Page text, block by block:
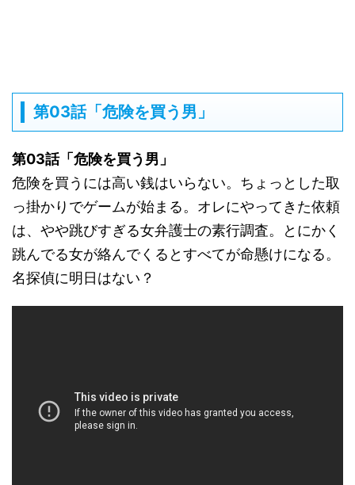
第03話「危険を買う男」
第03話「危険を買う男」
危険を買うには高い銭はいらない。ちょっとした取
っ掛かりでゲームが始まる。オレにやってきた依頼
は、やや跳びすぎる女弁護士の素行調査。とにかく
跳んでる女が絡んでくるとすべてが命懸けになる。
名探偵に明日はない？